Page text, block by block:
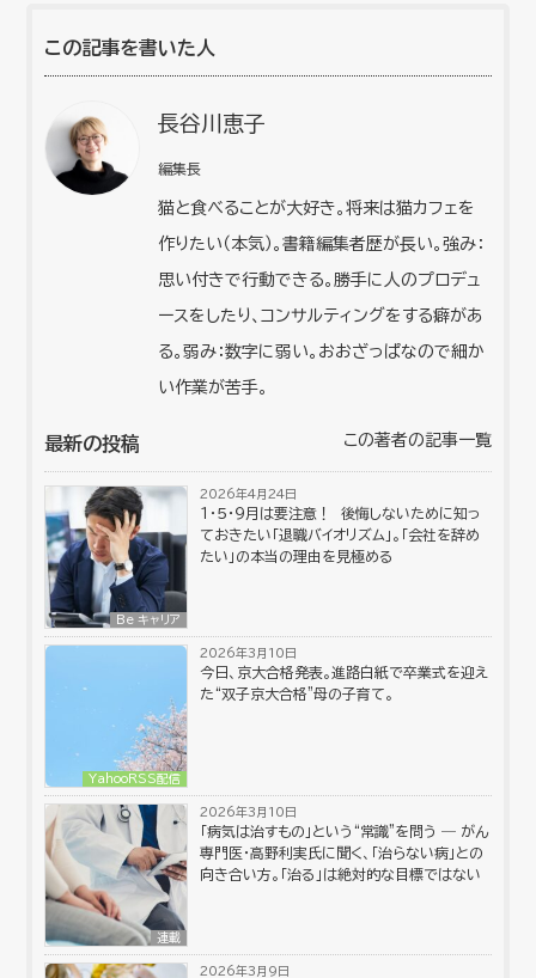
この記事を書いた人
長谷川恵子
編集長
猫と食べることが大好き。将来は猫カフェを
作りたい（本気）。書籍編集者歴が長い。強み：
思い付きで行動できる。勝手に人のプロデュ
ースをしたり、コンサルティングをする癖があ
る。弱み：数字に弱い。おおざっぱなので細か
い作業が苦手。
最新の投稿 この著者の記事一覧
Be キャリア
2026年4月24日
１・５・９月は要注意！ 後悔しないために知っ
ておきたい「退職バイオリズム」。「会社を辞め
たい」の本当の理由を見極める
YahooRSS配信
2026年3月10日
今日、京大合格発表。進路白紙で卒業式を迎え
た“双子京大合格”母の子育て。
連載
2026年3月10日
「病気は治すもの」という“常識”を問う ― がん
専門医・高野利実氏に聞く、「治らない病」との
向き合い方。「治る」は絶対的な目標ではない
2026年3月9日